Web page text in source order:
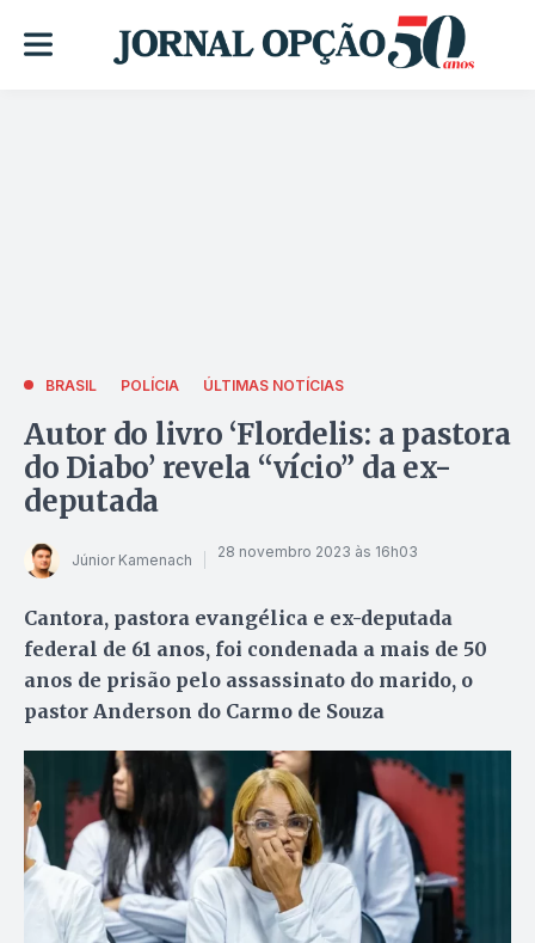
BRASIL POLÍCIA ÚLTIMAS NOTÍCIAS
Autor do livro ‘Flordelis: a pastora
do Diabo’ revela “vício” da ex-
deputada
Júnior Kamenach 28 novembro 2023 às 16h03
Cantora, pastora evangélica e ex-deputada
federal de 61 anos, foi condenada a mais de 50
anos de prisão pelo assassinato do marido, o
pastor Anderson do Carmo de Souza